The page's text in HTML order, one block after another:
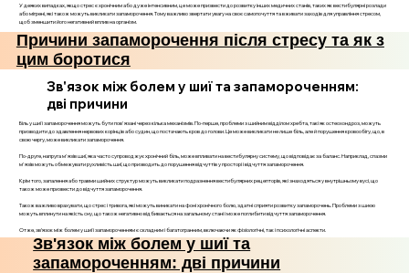
У деяких випадках, якщо стрес є хронічним або дуже інтенсивним, це може призвести до розвитку інших медичних станів, таких як вестибулярні розлади
або мігрені, які також можуть викликати запаморочення. Тому важливо звертати увагу на своє самопочуття та вживати заходів для управління стресом,
щоб зменшити його негативний вплив на організм.
Причини запаморочення після стресу та як з
цим боротися
Зв'язок між болем у шиї та запамороченням:
дві причини
Біль у шиї і запаморочення можуть бути пов'язані через кілька механізмів. По-перше, проблеми з шийним відділом хребта, такі як остеохондроз, можуть
призводити до здавлення нервових корінців або судин, що постачають кров до голови. Це може викликати не лише біль, але й порушення кровообігу, що, в
свою чергу, може викликати запаморочення.
По-друге, напруга м'язів шиї, яка часто супроводжує хронічний біль, може впливати на вестибулярну систему, що відповідає за баланс. Наприклад, спазми
м'язів можуть обмежувати рухливість шиї, що призводить до порушення відчуттів у просторі і відчуття запаморочення.
Крім того, запалення або травми шийних структур можуть викликати подразнення вестибулярних рецепторів, які знаходяться у внутрішньому вусі, що
також може призвести до відчуття запаморочення.
Також важливо врахувати, що стрес і тривога, які можуть виникати на фоні хронічного болю, здатні сприяти розвитку запаморочень. Проблеми з шиєю
можуть вплинути на якість сну, що також негативно відбивається на загальному стані і може поглибити відчуття запаморочення.
Отже, зв’язок між болем у шиї і запамороченням є складним і багатогранним, включаючи як фізіологічні, так і психологічні аспекти.
Зв'язок між болем у шиї та
запамороченням: дві причини